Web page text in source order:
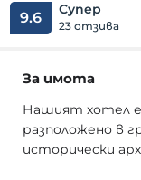
9.6 Супер
23 отзива
За имота
Нашият хотел е
разположено в
исторически
Mustafapa?a,